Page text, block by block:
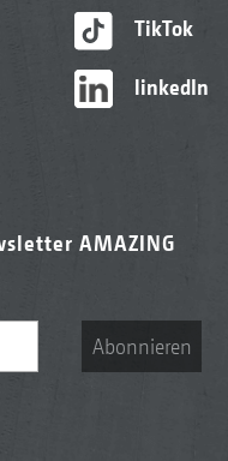
TikTok
linkedIn
AMAZING
Abonnieren